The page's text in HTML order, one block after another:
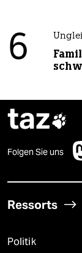
6
taz
Folgen Sie uns
Ressorts
Politik